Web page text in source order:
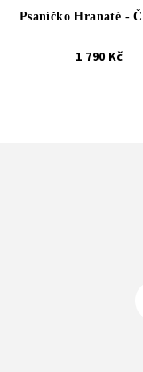
Psaníčko Hranaté -
1 790 Kč